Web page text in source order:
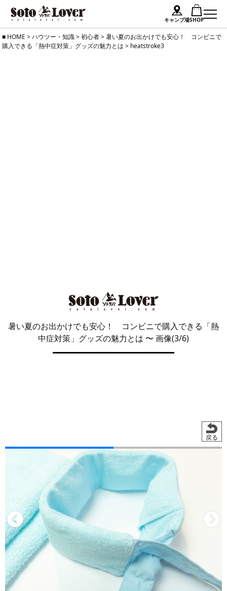
キャンプ場SHOP
Skip
to
HOME >ハウツー・知識>初心者>暑い夏のお出かけでも安心！ コンビニで
購入できる「熱中症対策」グッズの魅力とは > heatstroke3
暑い夏のお出かけでも安心！ コンビニで購入できる「熱
中症対策」グッズの魅力とは 〜 画像(3/6)
戻る